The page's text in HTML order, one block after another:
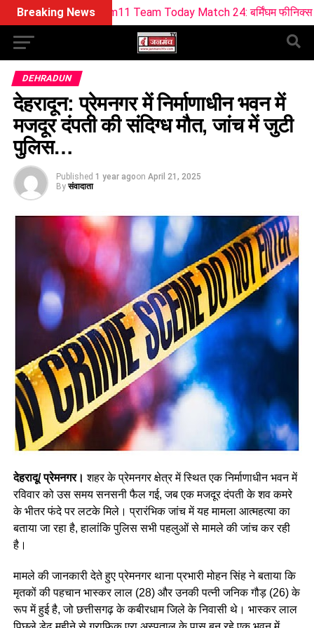
Breaking News
Team Today Match 24: बर्मिंघम फीनिक्स vs सनराइजर्स लीड्स
DEHRADUN
देहरादून: प्रेमनगर में निर्माणाधीन भवन में
मजदूर दंपती की संदिग्ध मौत, जांच में जुटी
पुलिस…
Published 1 year agoon April 21, 2025
By संवादाता
देहरादू/प्रेमनगर। शहर के प्रेमनगर क्षेत्र में स्थित एक निर्माणाधीन भवन में
रविवार को उस समय सनसनी फैल गई, जब एक मजदूर दंपती के शव कमरे
के भीतर फंदे पर लटके मिले। प्रारंभिक जांच में यह मामला आत्महत्या का
बताया जा रहा है, हालांकि पुलिस सभी पहलुओं से मामले की जांच कर रही
है।
मामले की जानकारी देते हुए प्रेमनगर थाना प्रभारी मोहन सिंह ने बताया कि
मृतकों की पहचान भास्कर लाल (28) और उनकी पत्नी जनिक गौड़ (26) के
रूप में हुई है, जो छत्तीसगढ़ के कबीरधाम जिले के निवासी थे। भास्कर लाल